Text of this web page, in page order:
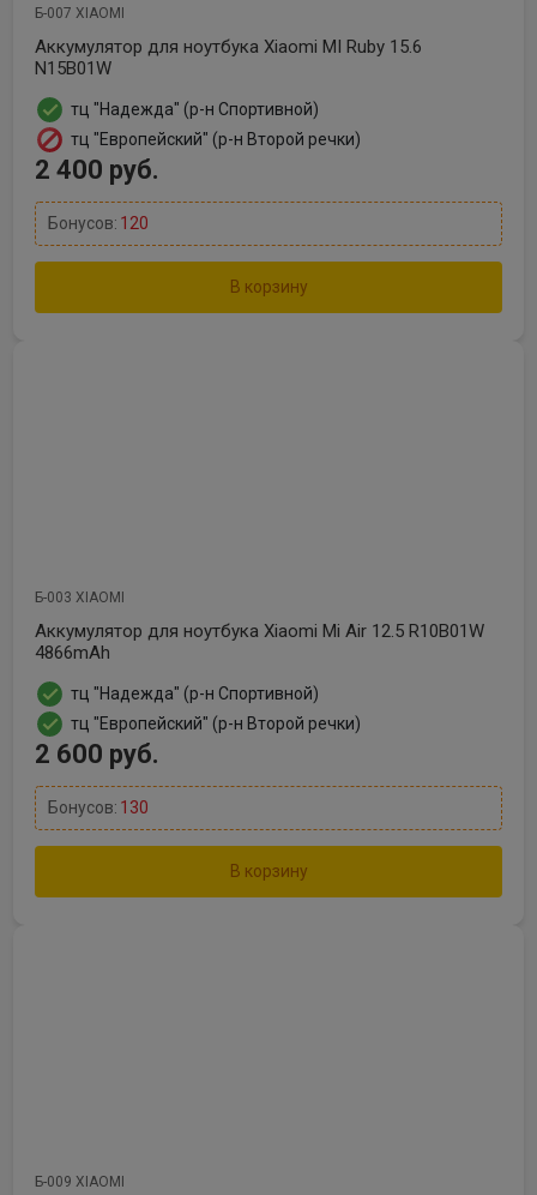
Б-007 XIAOMI
Аккумулятор для ноутбука Xiaomi MI Ruby 15.6
N15B01W
тц "Надежда" (р-н Спортивной)
тц "Европейский" (р-н Второй речки)
2 400 руб.
Бонусов: 120
В корзину
Б-003 XIAOMI
Аккумулятор для ноутбука Xiaomi Mi Air 12.5 R10B01W
4866mAh
тц "Надежда" (р-н Спортивной)
тц "Европейский" (р-н Второй речки)
2 600 руб.
Бонусов: 130
В корзину
Б-009 XIAOMI